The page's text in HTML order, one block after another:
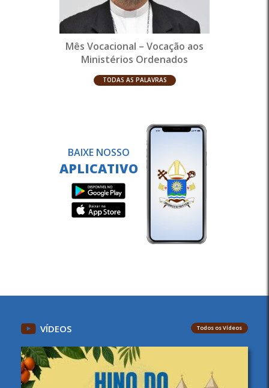
Mês Vocacional – Vocação aos
Ministérios Ordenados
TODAS AS PALAVRAS
BAIXE NOSSO
APLICATIVO
VÍDEOS Todos os Vídeos